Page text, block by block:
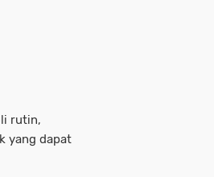
rutin,
yang dapat